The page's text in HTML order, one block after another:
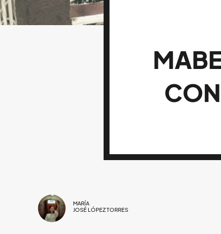
MARÍA
JOSÉ LÓPEZ TORRES